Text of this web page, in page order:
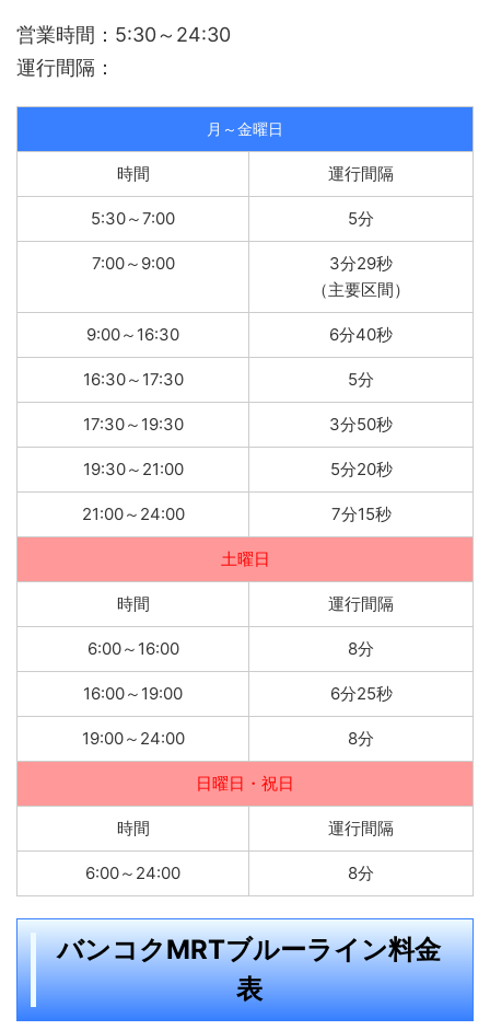
営業時間：5:30～24:30
運行間隔：
月～金曜日
時間 運行間隔
5:30～7:00 5分
7:00～9:00
3分29秒
（主要区間）
9:00～16:30 6分40秒
16:30～17:30 5分
17:30～19:30 3分50秒
19:30～21:00 5分20秒
21:00～24:00 7分15秒
土曜日
時間 運行間隔
6:00～16:00 8分
16:00～19:00 6分25秒
19:00～24:00 8分
日曜日・祝日
時間 運行間隔
6:00～24:00 8分
バンコクMRTブルーライン料金
表